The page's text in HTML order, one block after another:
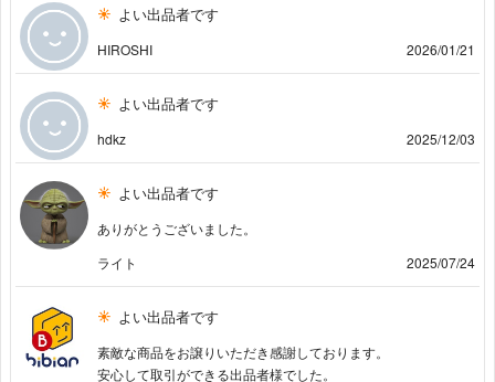
よい出品者です
HIROSHI 2026/01/21
よい出品者です
hdkz 2025/12/03
よい出品者です
ありがとうございました。
ライト
2025/07/24
よい出品者です
素敵な商品をお譲りいただき感謝しております。
安心して取引ができる出品者様でした。